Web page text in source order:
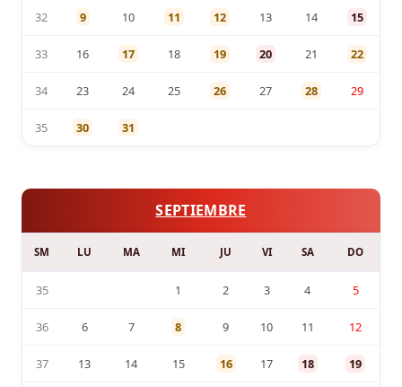
32 9 10 11 12 13 14 15
33 16 17 18 19 20 21 22
34 23 24 25 26 27 28 29
35 30 31
SEPTIEMBRE
SM LU MA MI JU VI SA DO
35 1 2 3 4 5
36 6 7 8 9 10 11 12
37 13 14 15 16 17 18 19